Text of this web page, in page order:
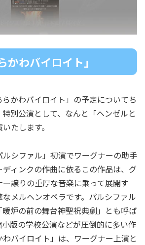
かわバイロイト」
かわバイロイト」の予定についてち
別公演として、なんと「ヘンゼルと
たします。
シファル」初演でワーグナーの助手
ィンクの作曲に依るこの作品は、グ
譲りの重厚な音楽に乗って展開す
メルヘンオペラです。パルシファル
炉の前の舞台神聖祝典劇」とも呼ば
版の学校公演などが圧倒的に多い作
バイロイト」は、ワーグナー上演と